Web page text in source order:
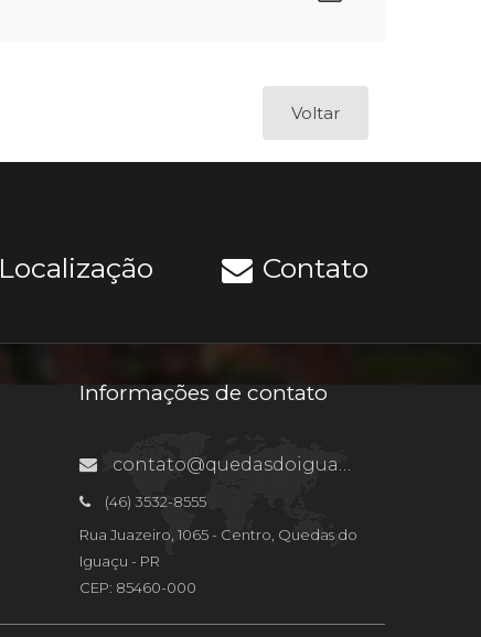
Voltar
Localização Contato
Informações de contato
contato@quedasdoiguacu.pr.gov.br
(46) 3532-8555
Rua Juazeiro, 1065 - Centro, Quedas do
Iguaçu - PR
CEP: 85460-000